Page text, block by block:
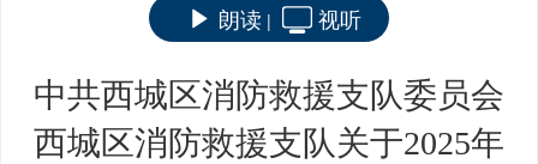
朗读 | 视听
中共西城区消防救援支队委员会
西城区消防救援支队关于2025年